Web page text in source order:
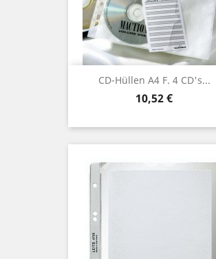
CD-Hüllen A4 F. 4 CD's...
Preis
10,52 €